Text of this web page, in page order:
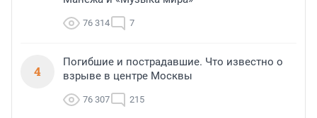
76 314 7
4
Погибшие и пострадавшие. Что известно о
взрыве в центре Москвы
76 307 215